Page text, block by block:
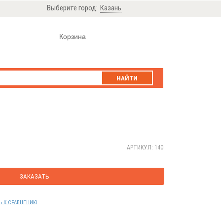
Выберите город: Казань
Корзина
НАЙТИ
АРТИКУЛ: 140
ЗАКАЗАТЬ
К СРАВНЕНИЮ